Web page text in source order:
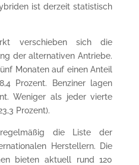
ist derzeit statistisch
verschieben sich die
der alternativen Antriebe.
Monaten auf einen Anteil
Prozent. Benziner lagen
Weniger als jeder vierte
Prozent).
die Liste der
Herstellern. Die
bieten aktuell rund 120